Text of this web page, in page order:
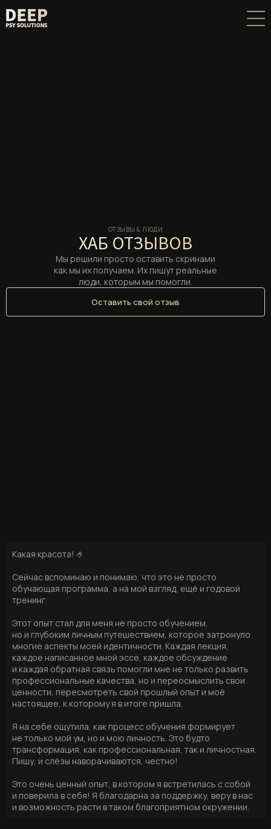
ОТЗЫВЫ & ЛЮДИ
ХАБ ОТЗЫВОВ
Мы решили просто оставить скринами
как мы их получаем. Их пишут реальные
люди, которым мы помогли.
Оставить свой отзыв
Какая красота! 🤌
Сейчас вспоминаю и понимаю, что это не просто
обучающая программа, а на мой взгляд, ещё и годовой
тренинг.
Этот опыт стал для меня не просто обучением,
но и глубоким личным путешествием, которое затронуло
многие аспекты моей идентичности. Каждая лекция,
каждое написанное мной эссе, каждое обсуждение
и каждая обратная связь помогли мне не только развить
профессиональные качества, но и переосмыслить свои
ценности, пересмотреть свой прошлый опыт и моё
настоящее, к которому я в итоге пришла.
Я на себе ощутила, как процесс обучения формирует
не только мой ум, но и мою личность. Это будто
трансформация, как профессиональная, так и личностная.
Пишу, и слёзы наворачиваются, честно!
Это очень ценный опыт, в котором я встретилась с собой
и поверила в себя! Я благодарна за поддержку, веру в нас
и возможность расти в таком благоприятном окружении.